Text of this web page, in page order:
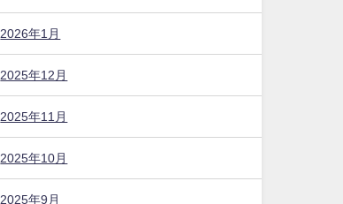
2026年1月
2025年12月
2025年11月
2025年10月
2025年9月